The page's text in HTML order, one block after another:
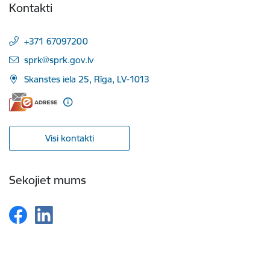
Kontakti
+371 67097200
E-pasts:
sprk@sprk.gov.lv
Skanstes iela 25, Rīga, LV-1013
Visi kontakti
Sekojiet mums